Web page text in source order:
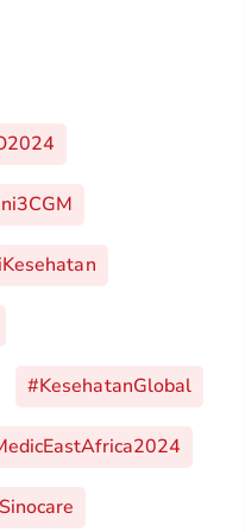
#KesehatanGlobal